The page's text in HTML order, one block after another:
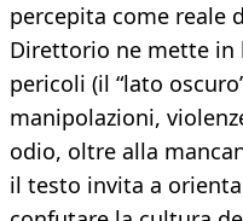
percepita come reale
Direttorio ne mette in
pericoli (il “lato
manipolazioni,
odio, oltre alla
il testo invita a